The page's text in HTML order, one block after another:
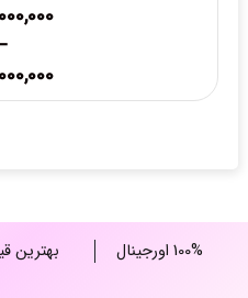
100% اورجینال بهترین